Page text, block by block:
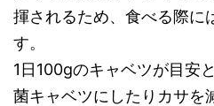
揮されるため、食べる際に
す。
1日100gのキャベツが目安
菌キャベツにしたりカサを